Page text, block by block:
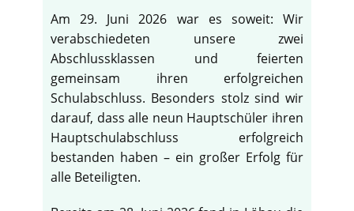
Am 29. Juni 2026 war es soweit: Wir
verabschiedeten unsere zwei
Abschlussklassen und feierten
gemeinsam ihren erfolgreichen
Schulabschluss. Besonders stolz sind wir
darauf, dass alle neun Hauptschüler ihren
Hauptschulabschluss erfolgreich
bestanden haben – ein großer Erfolg für
alle Beteiligten.